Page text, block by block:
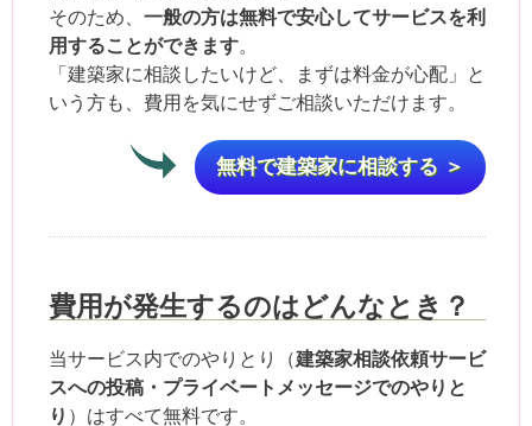
そのため、 一般の方は無料で安心してサービスを利
用することができます。
「建築家に相談したいけど、まずは料金が心配」と
いう方も、費用を気にせずご相談いただけます。
無料で建築家に相談する ＞
費用が発生するのはどんなとき？
当サービス内でのやりとり（建築家相談依頼サービ
スへの投稿・プライベートメッセージでのやりと
り ）はすべて無料です。